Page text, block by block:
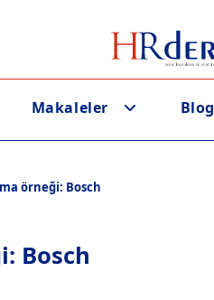
Makaleler Blog
örneği: Bosch
Bosch